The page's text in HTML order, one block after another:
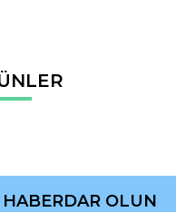
yapın!
ve diğer
öneri formunu
OLUN